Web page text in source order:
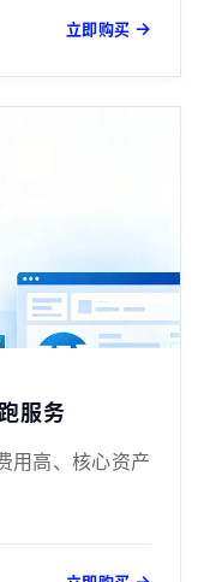
立即购买 →
服务
用高、核心资产